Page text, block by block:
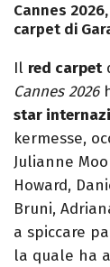
Cannes
carpet di
Il red carpet
Cannes 2026
star
kermesse,
Julianne
Howard,
Bruni,
a spiccare
la quale ha